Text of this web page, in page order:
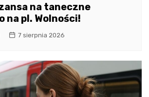
na taneczne
na pl. Wolności!
7 sierpnia 2026